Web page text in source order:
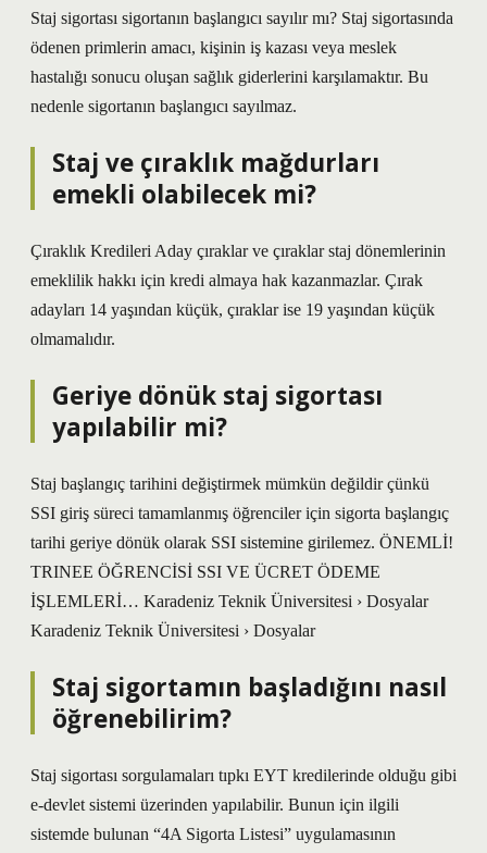
Staj sigortası sigortanın başlangıcı sayılır mı? Staj sigortasında
ödenen primlerin amacı, kişinin iş kazası veya meslek
hastalığı sonucu oluşan sağlık giderlerini karşılamaktır. Bu
nedenle sigortanın başlangıcı sayılmaz.
Staj ve çıraklık mağdurları
emekli olabilecek mi?
Çıraklık Kredileri Aday çıraklar ve çıraklar staj dönemlerinin
emeklilik hakkı için kredi almaya hak kazanmazlar. Çırak
adayları 14 yaşından küçük, çıraklar ise 19 yaşından küçük
olmamalıdır.
Geriye dönük staj sigortası
yapılabilir mi?
Staj başlangıç ​​tarihini değiştirmek mümkün değildir çünkü
SSI giriş süreci tamamlanmış öğrenciler için sigorta başlangıç ​​
tarihi geriye dönük olarak SSI sistemine girilemez. ÖNEMLİ!
TRINEE ÖĞRENCİSİ SSI VE ÜCRET ÖDEME
İŞLEMLERİ… Karadeniz Teknik Üniversitesi › Dosyalar
Karadeniz Teknik Üniversitesi › Dosyalar
Staj sigortamın başladığını nasıl
öğrenebilirim?
Staj sigortası sorgulamaları tıpkı EYT kredilerinde olduğu gibi
e-devlet sistemi üzerinden yapılabilir. Bunun için ilgili
sistemde bulunan “4A Sigorta Listesi” uygulamasının